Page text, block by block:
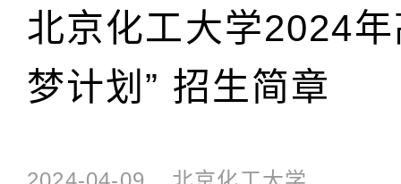
北京化工大学2024
梦计划” 招生简章